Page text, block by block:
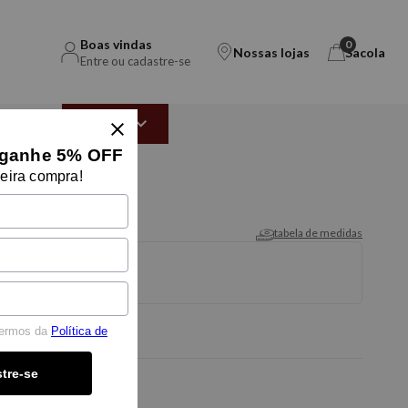
Boas vindas
Entre ou cadastre-se
Nossas lojas
0
Sacola
OUTLET
TRUSSARDI
tabela de medidas
5% OFF
compra!
da Política de
se